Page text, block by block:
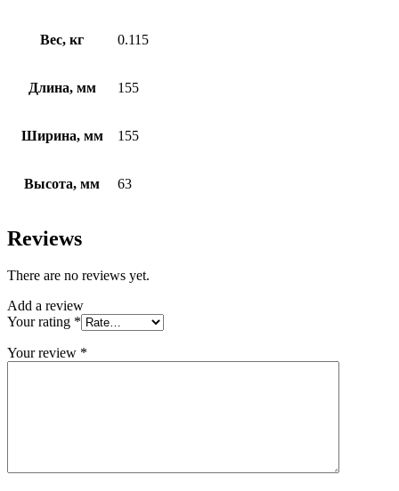
Вес, кг 0.115
Длина, мм 155
Ширина, мм 155
Высота, мм 63
Reviews
There are no reviews yet.
Add a review
Your rating *
Your review *